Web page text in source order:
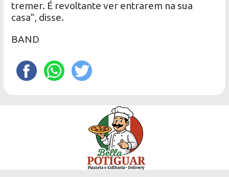
tremer. É revoltante ver entrarem na sua
casa”, disse.
BAND